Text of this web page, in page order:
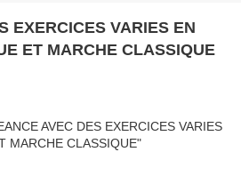
EXERCICES VARIES EN
ET MARCHE CLASSIQUE